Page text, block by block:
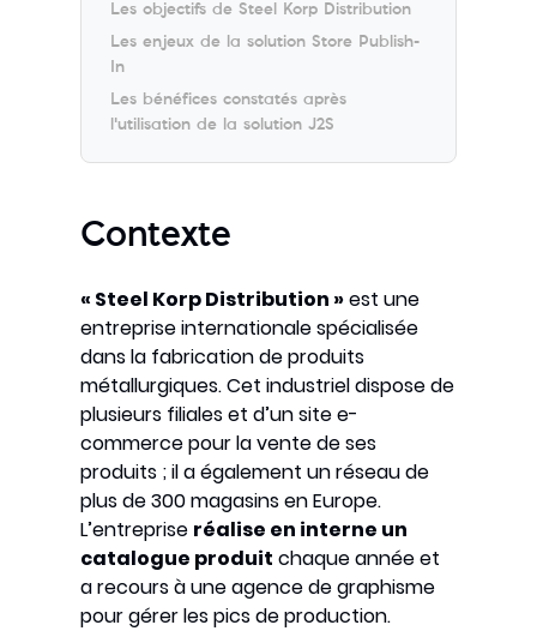
Les objectifs de Steel Korp Distribution
Les enjeux de la solution Store Publish-
In
Les bénéfices constatés après
l’utilisation de la solution J2S
Contexte
« Steel Korp Distribution »est une
entreprise internationale spécialisée
dans la fabrication de produits
métallurgiques. Cet industriel dispose de
plusieurs filiales et d’un site e-
commerce pour la vente de ses
produits ; il a également un réseau de
plus de 300 magasins en Europe.
L’entreprise réalise en interne un
catalogue produit chaque année et
a recours à une agence de graphisme
pour gérer les pics de production.